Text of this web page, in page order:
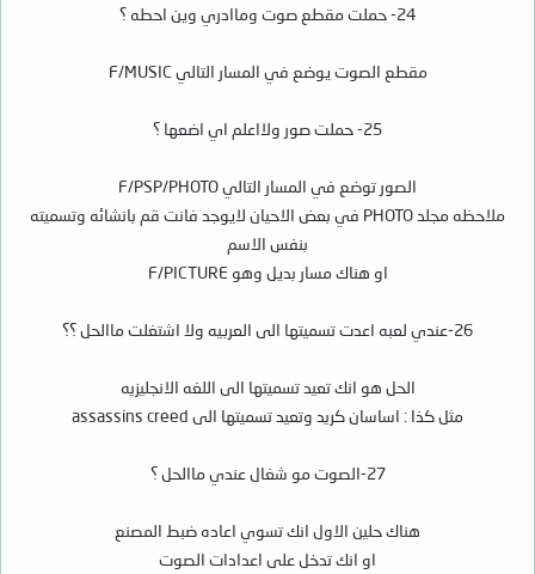
24- حملت مقطع صوت وماادري وين احطه ؟
مقطع الصوت يوضع في المسار التالي F/MUSIC
25- حملت صور ولااعلم اي اضعها ؟
الصور توضع في المسار التالي F/PSP/PHOTO
ملاحظه مجلد PHOTO في بعض الاحيان لايوجد فانت قم بانشائه وتسميته
بنفس الاسم
او هناك مسار بديل وهو F/PICTURE
26-عندي لعبه اعدت تسميتها الى العربيه ولا اشتغلت ماالحل ؟؟
الحل هو انك تعيد تسميتها الى اللغه الانجليزيه
مثل كذا : اساسان كريد وتعيد تسميتها الى assassins creed
27-الصوت مو شغال عندي ماالحل ؟
هناك حلين الاول انك تسوي اعاده ضبط المصنع
او انك تدخل على اعدادات الصوت